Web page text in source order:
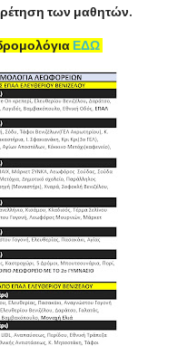
των μαθητών.
ΕΔΩ